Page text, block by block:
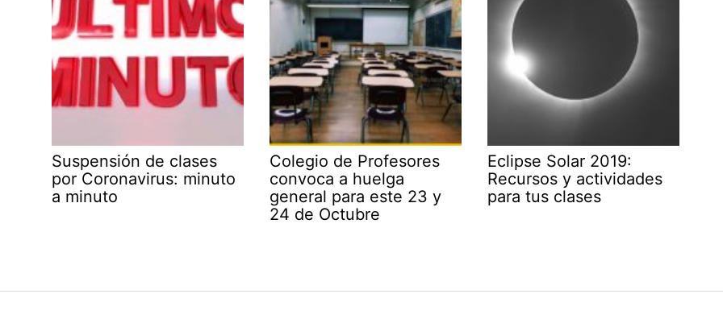
Suspensión de clases
por Coronavirus: minuto
a minuto
Colegio de Profesores
convoca a huelga
general para este 23 y
24 de Octubre
Eclipse Solar 2019:
Recursos y actividades
para tus clases